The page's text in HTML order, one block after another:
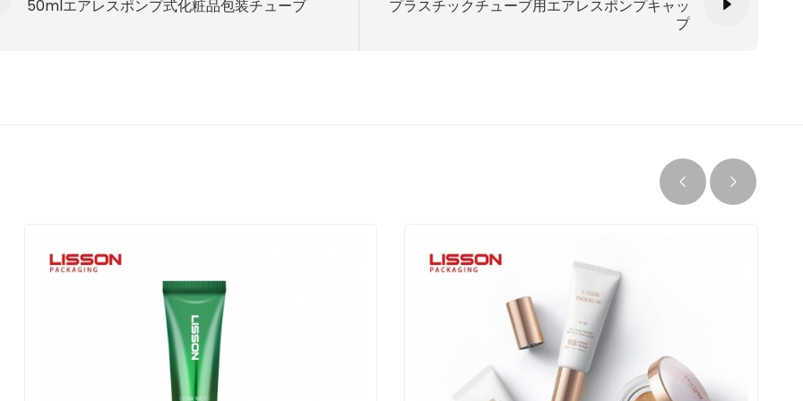
50mlエアレスポンプ式化粧品包装チューブ
プラスチックチューブ用エアレスポンプキャッ
プ